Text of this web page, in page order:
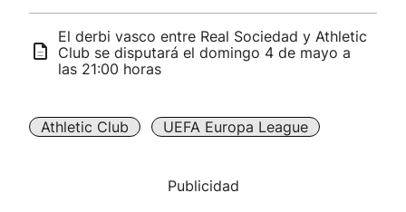
El derbi vasco entre Real Sociedad y Athletic
Club se disputará el domingo 4 de mayo a
las 21:00 horas
Athletic Club UEFA Europa League
Publicidad